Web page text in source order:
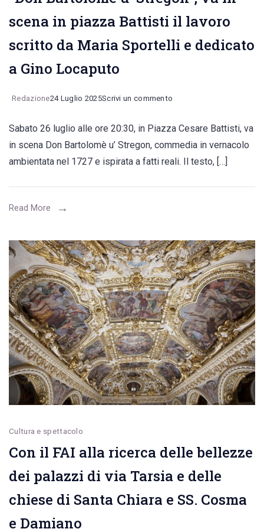
lavoro
filologico-
erudito”
scena in piazza Battisti il lavoro
scritto da Maria Sportelli e dedicato
a Gino Locaputo
Redazione24 Luglio 2025Scrivi un commento
Bartolomè
u’
va
in
piazza
Battisti
il
lavoro
scritto
da
Maria
Sportelli
e
Gino
Locaputo
Sabato 26 luglio alle ore 20:30, in Piazza Cesare Battisti, va
in scena Don Bartolomè u’ Stregon, commedia in vernacolo
ambientata nel 1727 e ispirata a fatti reali. Il testo, […]
Read More
Cultura e spettacolo
Con il FAI alla ricerca delle bellezze
dei palazzi di via Tarsia e delle
chiese di Santa Chiara e SS. Cosma
e Damiano